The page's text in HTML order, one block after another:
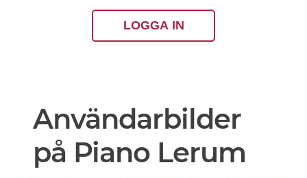
LOGGA IN
Användarbilder
på Piano Lerum